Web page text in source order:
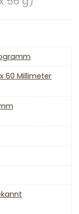
60 Millimeter